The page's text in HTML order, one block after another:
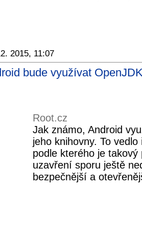
2015, 11:07
bude využívat
Root.cz
Jak známo, Android
jeho knihovny. To
podle kterého je
uzavření sporu ještě
bezpečnější a